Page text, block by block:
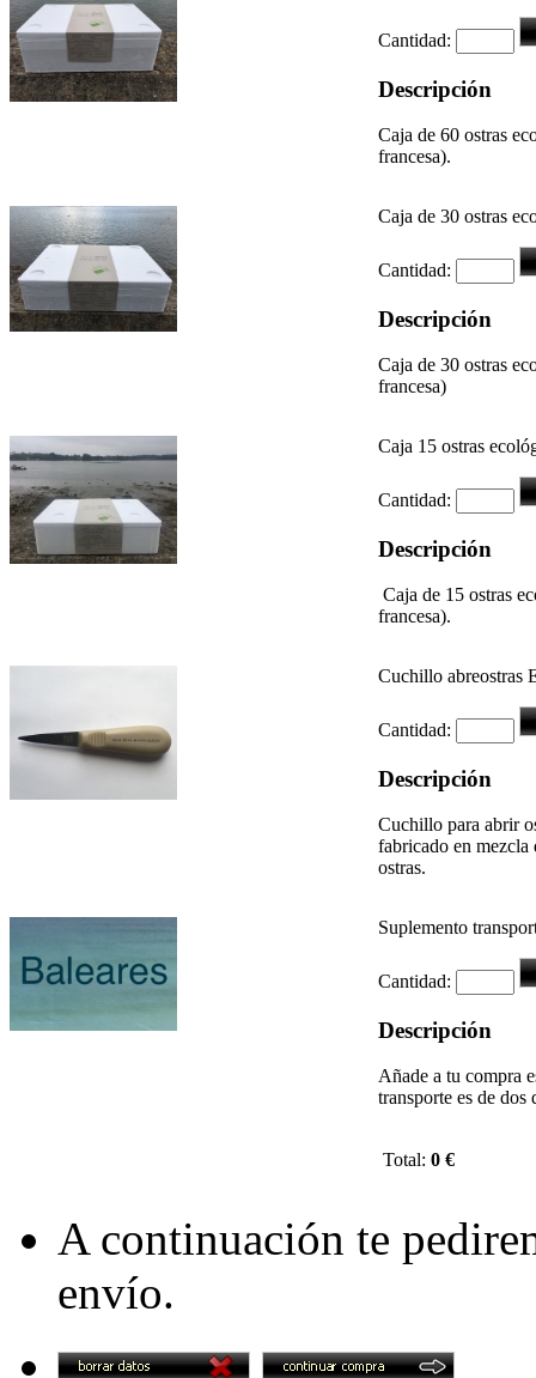
Cantidad:
Descripción
Caja de 60 ostras
francesa).
Caja de 30 ostras
Cantidad:
Descripción
Caja de 30 ostras
francesa)
Caja 15 ostras
Cantidad:
Descripción
Caja de 15 ostras
francesa).
Cuchillo abreostras
Cantidad:
Descripción
Cuchillo para abrir
fabricado en
ostras.
Suplemento
Cantidad:
Descripción
Añade a tu compra
transporte es de
Total: 0 €
A continuación te
envío.